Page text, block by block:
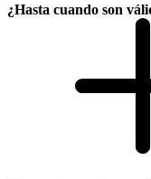
¿Hasta cuando son